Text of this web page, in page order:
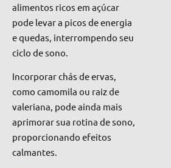
alimentos ricos em açúcar
pode levar a picos de energia
e quedas, interrompendo seu
ciclo de sono.
Incorporar chás de ervas,
como camomila ou raiz de
valeriana, pode ainda mais
aprimorar sua rotina de sono,
proporcionando efeitos
calmantes.